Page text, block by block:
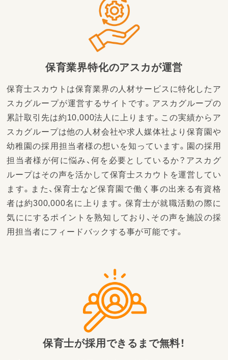
保育業界特化のアスカが運営
保育士スカウトは保育業界の人材サービスに特化したア
スカグループが運営するサイトです。アスカグループの
累計取引先は約10,000法人に上ります。この実績からア
スカグループは他の人材会社や求人媒体社より保育園や
幼稚園の採用担当者様の想いを知っています。園の採用
担当者様が何に悩み、何を必要としているか？アスカグ
ループはその声を活かして保育士スカウトを運営してい
ます。また、保育士など保育園で働く事の出来る有資格
者は約300,000名に上ります。保育士が就職活動の際に
気ににするポイントを熟知しており、その声を施設の採
用担当者にフィードバックする事が可能です。
保育士が採用できるまで無料！